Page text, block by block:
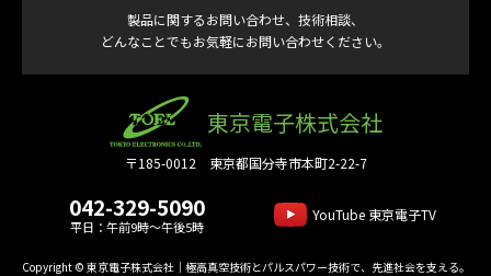
製品に関するお問い合わせ、技術相談、
どんなことでもお気軽にお問い合わせください。
東京電子株式会社
〒185-0012 東京都国分寺市本町2-22-7
042-329-5090
平日：午前9時～午後5時
YouTube 東京電子TV
Copyright © 東京電子株式会社｜極高真空技術とパルスパワー技術で、先進社会を支える。